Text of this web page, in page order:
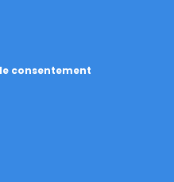
consentement